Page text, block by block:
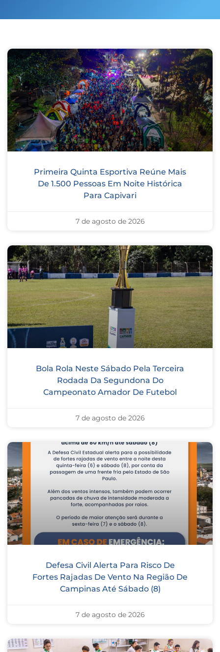
Primeira Quinta Esportiva Reúne Mais
De 1.500 Pessoas Em Noite Histórica
Para Capivari
7 de agosto de 2026
Bola Rola Neste Sábado Pela Terceira
Rodada Da Segundona Do
Campeonato Amador De Futebol
7 de agosto de 2026
Defesa Civil Alerta Para Risco De
Fortes Rajadas De Vento Na Região De
Campinas Até Sábado (8)
7 de agosto de 2026